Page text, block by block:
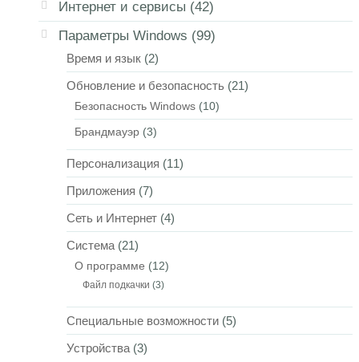
Интернет и сервисы (42)
Параметры Windows (99)
Время и язык (2)
Обновление и безопасность (21)
Безопасность Windows (10)
Брандмауэр (3)
Персонализация (11)
Приложения (7)
Сеть и Интернет (4)
Система(21)
О программе (12)
Файл подкачки (3)
Специальные возможности (5)
Устройства(3)